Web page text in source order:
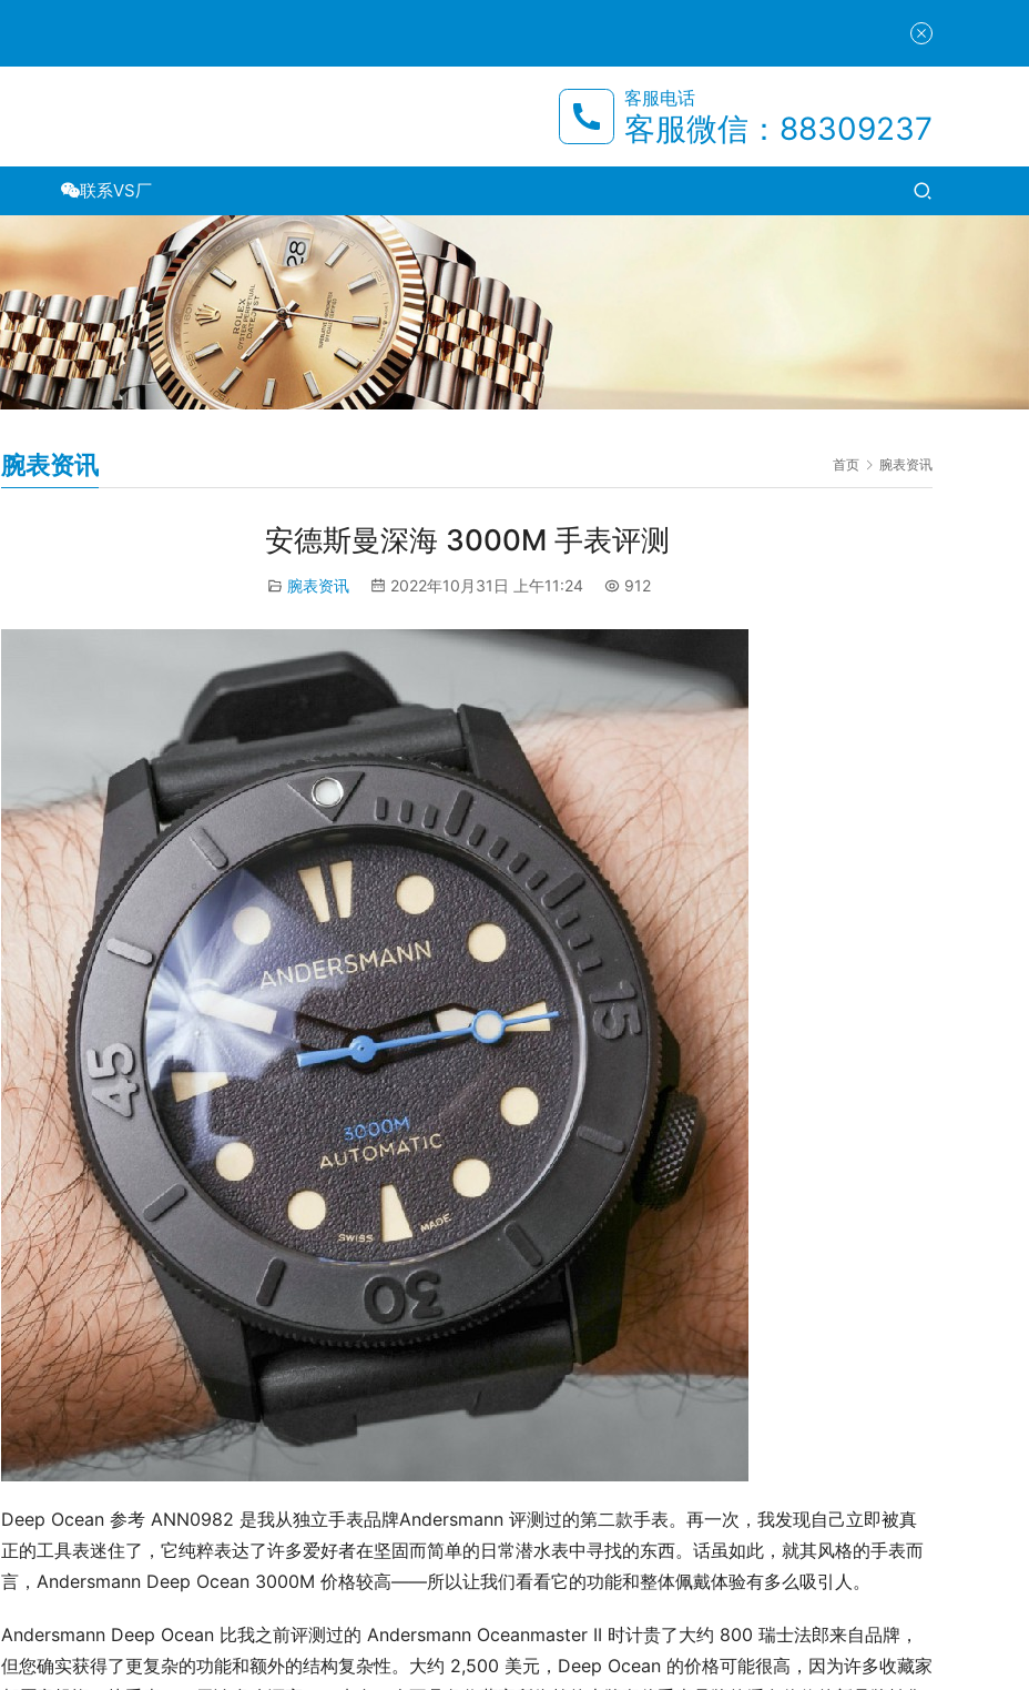
客服电话
客服微信：88309237
联系VS厂
首页 腕表资讯
腕表资讯
安德斯曼深海 3000M 手表评测
腕表资讯 2022年10月31日 上午11:24 912
Deep Ocean 参考 ANN0982 是我从独立手表品牌Andersmann 评测过的第二款手表。再一次，我发现自己立即被真
正的工具表迷住了，它纯粹表达了许多爱好者在坚固而简单的日常潜水表中寻找的东西。话虽如此，就其风格的手表而
言，Andersmann Deep Ocean 3000M 价格较高——所以让我们看看它的功能和整体佩戴体验有多么吸引人。
Andersmann Deep Ocean 比我之前评测过的 Andersmann Oceanmaster II 时计贵了大约 800 瑞士法郎来自品牌，
但您确实获得了更复杂的功能和额外的结构复杂性。大约 2,500 美元，Deep Ocean 的价格可能很高，因为许多收藏家